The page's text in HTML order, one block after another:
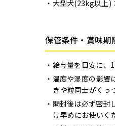
大型犬(23kg以上)
保管条件・賞味期
給与量を目安に、
温度や湿度の影響
きや粒同士がくっ
開封後は必ず密封
け早めにお使いく